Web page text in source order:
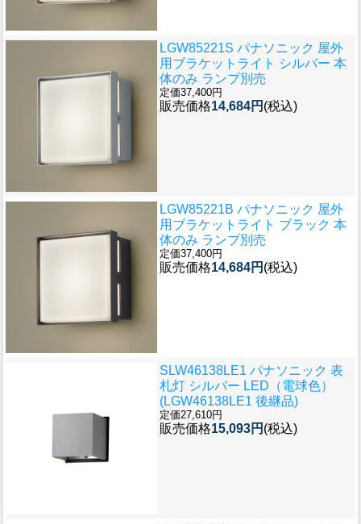
LGW85221S パナソニック 屋外
用ブラケットライト シルバー 本
体のみ ランプ別売
定価37,400円
販売価格14,684円 (税込)
LGW85221B パナソニック 屋外
用ブラケットライト ブラック 本
体のみ ランプ別売
定価37,400円
販売価格14,684円 (税込)
SLW46138LE1 パナソニック 表
札灯 シルバー LED（電球色）
(LGW46138LE1 後継品)
定価27,610円
販売価格15,093円 (税込)